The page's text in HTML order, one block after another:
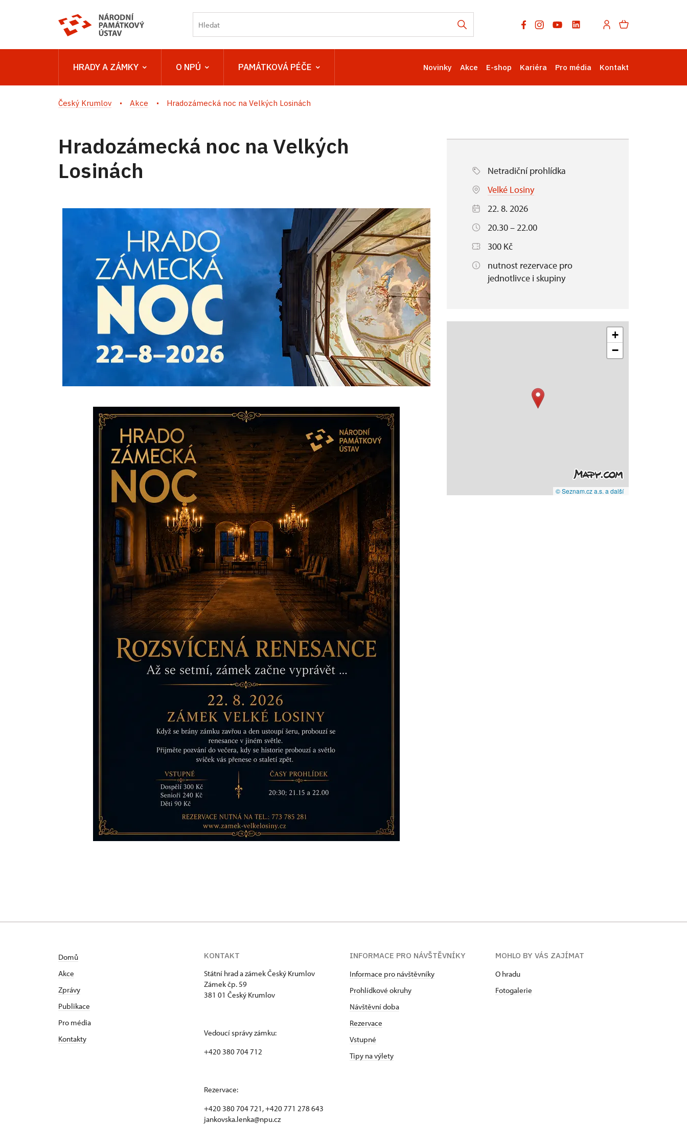
HRADY A ZÁMKY O NPÚ PAMÁTKOVÁ PÉČE Novinky Akce E-shop Kariéra Pro média Kontakt
Český Krumlov Akce Hradozámecká noc na Velkých Losinách
Hradozámecká noc na Velkých
Losinách
Netradiční prohlídka
Velké Losiny
22. 8. 2026
20.30 – 22.00
300 Kč
nutnost rezervace pro
jednotlivce i skupiny
+
−
© Seznam.cz a.s. a další
Domů
Akce
Zprávy
Publikace
Pro média
Kontakty
KONTAKT
Státní hrad a zámek Český Krumlov
Zámek čp. 59
381 01 Český Krumlov
Vedoucí správy zámku:
+420 380 704 712
Rezervace:
+420 380 704 721, +420 771 278 643
jankovska.lenka@npu.cz
INFORMACE PRO NÁVŠTĚVNÍKY
Informace pro návštěvníky
Prohlídkové okruhy
Návštěvní doba
Rezervace
Vstupné
Tipy na výlety
MOHLO BY VÁS ZAJÍMAT
O hradu
Fotogalerie